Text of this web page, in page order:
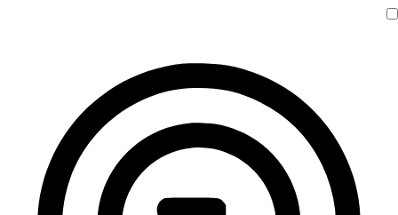
פרופיל בטוח להתקפים